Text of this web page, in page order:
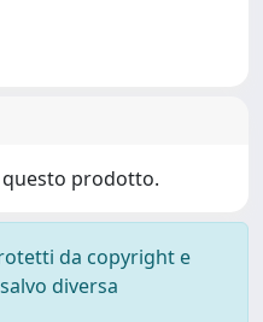
questo prodotto.
da copyright e
diversa